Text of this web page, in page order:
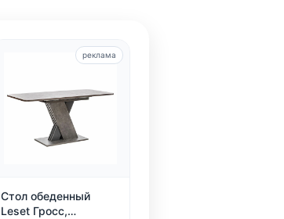
Стол обеденный
Leset Гросс,
реклама